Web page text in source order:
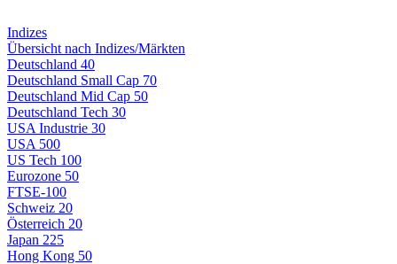
Indizes
Übersicht nach Indizes/Märkten
Deutschland 40
Deutschland Small Cap 70
Deutschland Mid Cap 50
Deutschland Tech 30
USA Industrie 30
USA 500
US Tech 100
Eurozone 50
FTSE-100
Schweiz 20
Österreich 20
Japan 225
Hong Kong 50